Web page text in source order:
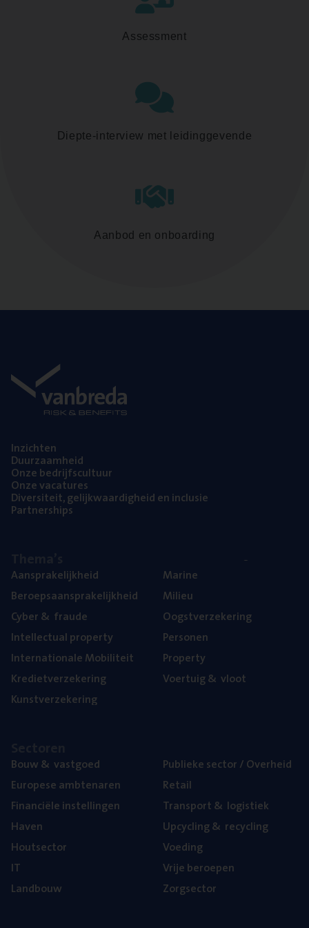
Assessment
Diepte-interview met leidinggevende
Aanbod en onboarding
Inzich­ten
Duur­zaam­heid
Onze bedrijfs­cul­tuur
Onze vaca­tu­res
Diver­si­teit, gelijk­waar­dig­heid en inclusie
Part­ner­ships
Aan­spra­ke­lijk­heid
Beroeps­aan­spra­ke­lijk­heid
Cyber& fraude
Intel­lec­tu­al property
Inter­na­ti­o­na­le Mobiliteit
Kre­diet­ver­ze­ke­ring
Kunst­ver­ze­ke­ring
Mari­ne
Mili­eu
Oogst­ver­ze­ke­ring
Per­so­nen
Pro­per­ty
Voer­tuig& vloot
Bouw& vastgoed
Euro­pe­se ambtenaren
Finan­ci­ë­le instellingen
Haven
Hout­sec­tor
IT
Land­bouw
Publie­ke sec­tor / Overheid
Retail
Trans­port& logistiek
Upcy­cling& recycling
Voe­ding
Vrije beroe­pen
Zorg­sec­tor